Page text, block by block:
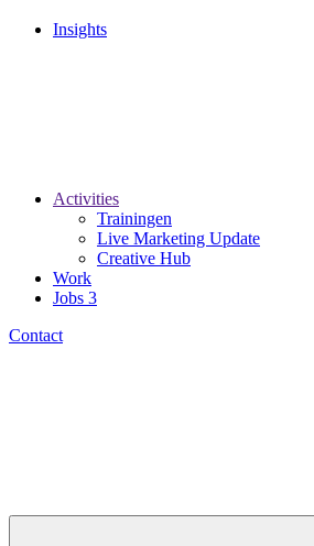
Insights
Activities
Trainingen
Live Marketing Update
Creative Hub
Work
Jobs 3
Contact